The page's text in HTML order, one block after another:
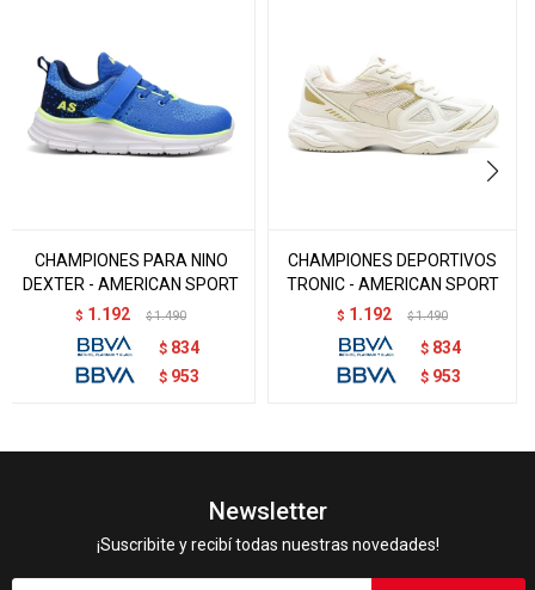
CHAMPIONES PARA NINO
DEXTER - AMERICAN SPORT
$ 1.192 $ 1.490
$ 834
$ 953
CHAMPIONES DEPORTIVOS
TRONIC - AMERICAN SPORT
$ 1.192 $ 1.490
$ 834
$ 953
Newsletter
¡Suscribite y recibí todas nuestras novedades!